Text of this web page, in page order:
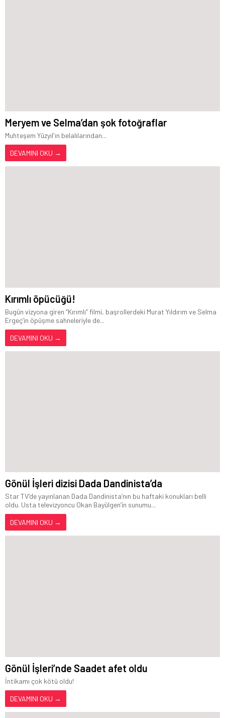
Meryem ve Selma’dan şok fotoğraflar
Muhteşem Yüzyıl'ın belalılarından...
DEVAMINI OKU →
Kırımlı öpücüğü!
Bugün vizyona giren “Kırımlı” filmi, başrollerdeki Murat Yıldırım ve Selma
Ergeç’in öpüşme sahneleriyle de...
DEVAMINI OKU →
Gönül İşleri dizisi Dada Dandinista’da
Star TV’de yayınlanan Dada Dandinista’nın bu haftaki konukları belli
oldu. Usta televizyoncu Okan Bayülgen’in sunumu...
DEVAMINI OKU →
Gönül İşleri’nde Saadet afet oldu
İntikamı çok kötü oldu!
DEVAMINI OKU →